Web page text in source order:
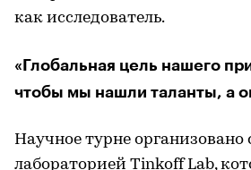
как исследователь.
«Глобальная цель нашего
чтобы мы нашли таланты, а
Научное турне организовано
лабораторией Tinkoff Lab,